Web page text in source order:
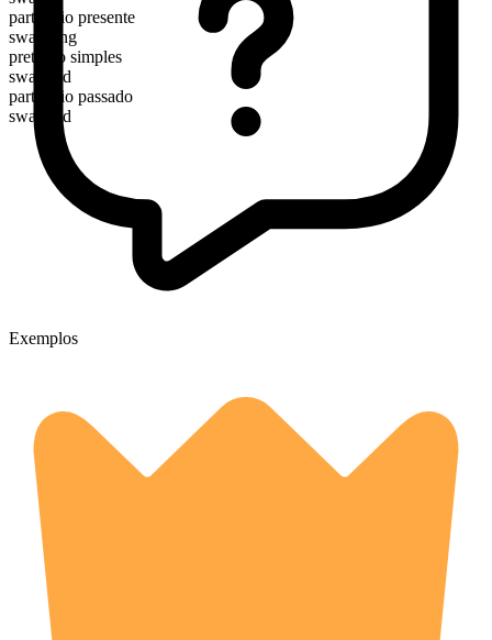
particípio presente
swarming
pretérito simples
swarmed
particípio passado
swarmed
Exemplos